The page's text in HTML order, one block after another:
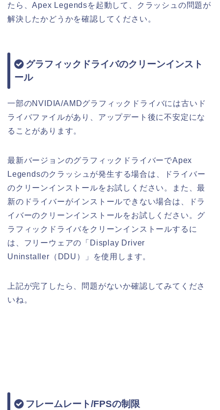
たら、Apex Legendsを起動して、クラッシュの問題が
解決したかどうかを確認してください。
グラフィックドライバのクリーンインスト
ール
一部のNVIDIA/AMDグラフィックドライバには古いド
ライバファイルがあり、アップデート後に不安定にな
ることがあります。
最新バージョンのグラフィックドライバーでApex
Legendsのクラッシュが発生する場合は、ドライバー
のクリーンインストールをお試しください。また、最
新のドライバーがインストールできない場合は、ドラ
イバーのクリーンインストールをお試しください。グ
ラフィックドライバをクリーンインストールするに
は、フリーウェアの「Display Driver
Uninstaller（DDU）」を使用します。
上記が完了したら、問題がないか確認してみてくださ
いね。
フレームレート/FPSの制限